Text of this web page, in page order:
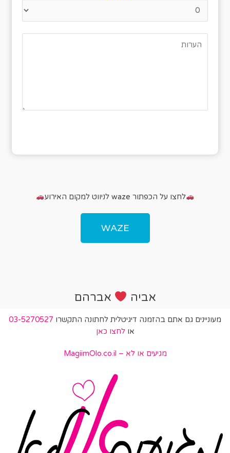
לחצו על הכפתור waze לניווט למקום האירוע
WAZE
אביה אברהם
מעוניינים גם אתם בהזמנה דיגיטלית לחתונה התקשרו 03-5270527
אולחצו כאן
מגיעים או לא – MagiimOlo.co.il